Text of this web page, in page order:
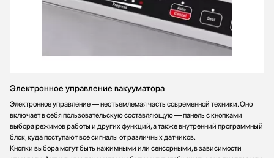
Электронное управление вакууматора
Электронное управление — неотъемлемая часть современной техники. Оно
включает в себя пользовательскую составляющую — панель с кнопками
выбора режимов работы и других функций, а также внутренний программный
блок, куда поступают все сигналы от различных датчиков.
Кнопки выбора могут быть нажимными или сенсорными, в зависимости